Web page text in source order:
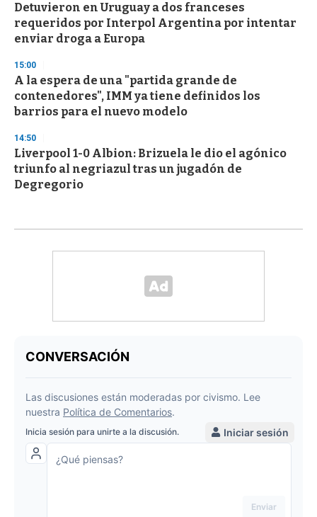
Detuvieron en Uruguay a dos franceses
requeridos por Interpol Argentina por intentar
enviar droga a Europa
15:00
A la espera de una "partida grande de
contenedores", IMM ya tiene definidos los
barrios para el nuevo modelo
14:50
Liverpool 1-0 Albion: Brizuela le dio el agónico
triunfo al negriazul tras un jugadón de
Degregorio